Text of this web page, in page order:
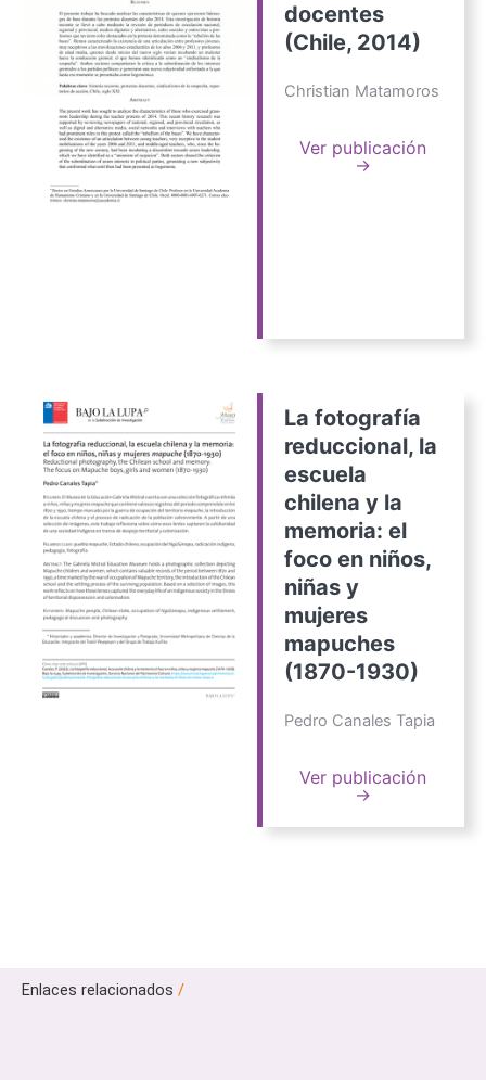
docentes
(Chile, 2014)
Christian Matamoros
Ver publicación
→
La fotografía
reduccional, la
escuela
chilena y la
memoria: el
foco en niños,
niñas y
mujeres
mapuches
(1870-1930)
Pedro Canales Tapia
Ver publicación
→
Enlaces relacionados /